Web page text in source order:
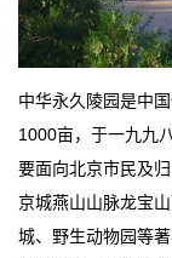
中华永久陵园是中
1000亩，于一九九
要面向北京市民及
京城燕山山脉龙宝
城、野生动物园等